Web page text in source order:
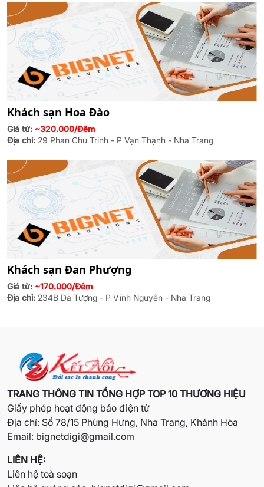
Khách sạn Hoa Đào
Giá từ: ~320.000/Đêm
Địa chỉ: 29 Phan Chu Trinh - P Vạn Thạnh - Nha Trang
Khách sạn Đan Phượng
Giá từ: ~170.000/Đêm
Địa chỉ: 234B Dã Tượng - P Vĩnh Nguyên - Nha Trang
TRANG THÔNG TIN TỔNG HỢP TOP 10 THƯƠNG HIỆU
Giấy phép hoạt động báo điện tử
Địa chỉ: Số 78/15 Phùng Hưng, Nha Trang, Khánh Hòa
Email: bignetdigi@gmail.com
LIÊN HỆ:
Liên hệ toà soạn